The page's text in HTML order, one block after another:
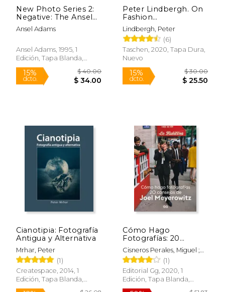
New Photo Series 2:
Negative: The Ansel
Adams Photography
Series 2 (en Inglés)
Ansel Adams
Ansel Adams, 1995, 1
Edición, Tapa Blanda,
Nuevo
15%
Peter Lindbergh. On
Fashion
Photography. 40Th
Anniversary Edition
(en Inglés)
Lindbergh, Peter
(6)
Taschen, 2020, Tapa Dura,
Nuevo
15%
Cianotipia: Fotografía
Antigua y Alternativa
Mrhar, Peter
(1)
Createspace, 2014, 1
Edición, Tapa Blanda,
Nuevo
Cómo Hago
Fotografías: 20
Consejos de Joel
Meyerowitz
Cisneros Perales, Miguel ;
Meyerowitz, Joel
(1)
Editorial Gg, 2020, 1
Edición, Tapa Blanda,
Nuevo